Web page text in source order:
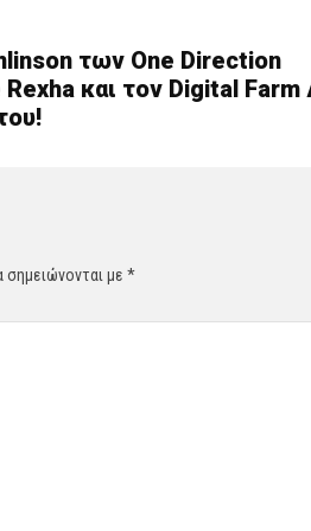
των One Direction
και τον Digital Farm
σημειώνονται με *